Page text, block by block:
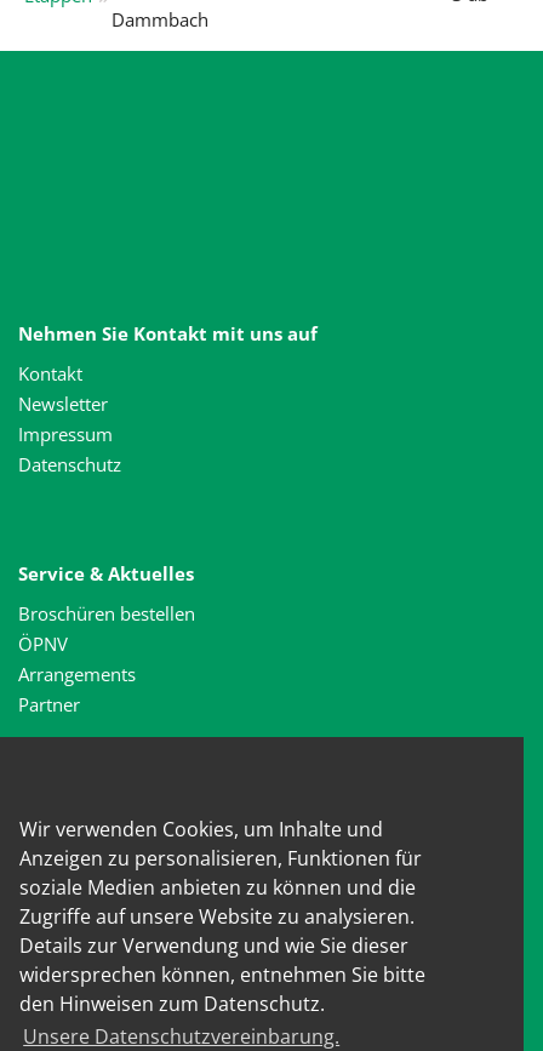
Wir verwenden Cookies, um Inhalte und
Anzeigen zu personalisieren, Funktionen für
soziale Medien anbieten zu können und die
Zugriffe auf unsere Website zu analysieren.
Details zur Verwendung und wie Sie dieser
widersprechen können, entnehmen Sie bitte
den Hinweisen zum Datenschutz.
Unsere Datenschutzvereinbarung.
Dammbach
Nehmen Sie Kontakt mit uns auf
Kontakt
Newsletter
Impressum
Datenschutz
Service & Aktuelles
Broschüren bestellen
ÖPNV
Arrangements
Partner
Spessartweg 2
Spessartweg 3
Tourismusverband Spessart-Mainland e.V.
Rüttelweg 7
63843 Niedernberg
Tel: +49 (0) 6028/ 99 89 72 2